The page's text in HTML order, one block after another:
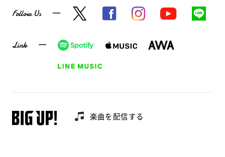
Follow Us
Link
楽曲を配信する